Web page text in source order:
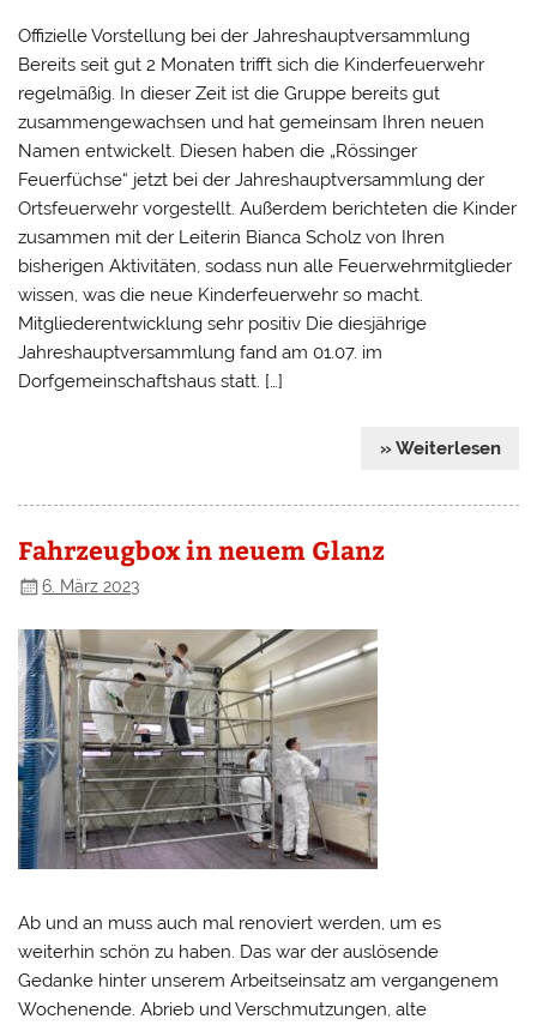
Offizielle Vorstellung bei der Jahreshauptversammlung
Bereits seit gut 2 Monaten trifft sich die Kinderfeuerwehr
regelmäßig. In dieser Zeit ist die Gruppe bereits gut
zusammengewachsen und hat gemeinsam Ihren neuen
Namen entwickelt. Diesen haben die „Rössinger
Feuerfüchse“ jetzt bei der Jahreshauptversammlung der
Ortsfeuerwehr vorgestellt. Außerdem berichteten die Kinder
zusammen mit der Leiterin Bianca Scholz von Ihren
bisherigen Aktivitäten, sodass nun alle Feuerwehrmitglieder
wissen, was die neue Kinderfeuerwehr so macht.
Mitgliederentwicklung sehr positiv Die diesjährige
Jahreshauptversammlung fand am 01.07. im
Dorfgemeinschaftshaus statt. […]
» Weiterlesen
Fahrzeugbox in neuem Glanz
6. März 2023
Ab und an muss auch mal renoviert werden, um es
weiterhin schön zu haben. Das war der auslösende
Gedanke hinter unserem Arbeitseinsatz am vergangenem
Wochenende. Abrieb und Verschmutzungen, alte